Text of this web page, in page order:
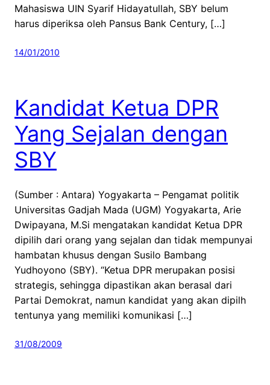
Mahasiswa UIN Syarif Hidayatullah, SBY belum
harus diperiksa oleh Pansus Bank Century, […]
14/01/2010
Kandidat Ketua DPR
Yang Sejalan dengan
SBY
(Sumber : Antara) Yogyakarta – Pengamat politik
Universitas Gadjah Mada (UGM) Yogyakarta, Arie
Dwipayana, M.Si mengatakan kandidat Ketua DPR
dipilih dari orang yang sejalan dan tidak mempunyai
hambatan khusus dengan Susilo Bambang
Yudhoyono (SBY). “Ketua DPR merupakan posisi
strategis, sehingga dipastikan akan berasal dari
Partai Demokrat, namun kandidat yang akan dipilh
tentunya yang memiliki komunikasi […]
31/08/2009